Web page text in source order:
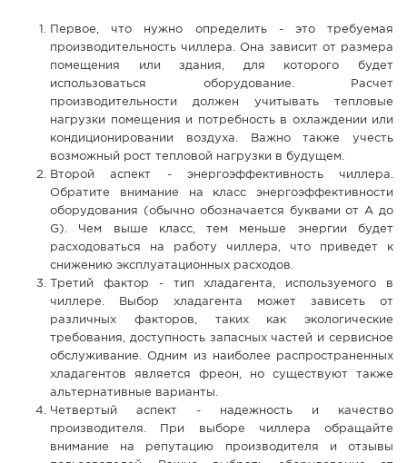
Первое, что нужно определить - это требуемая
производительность чиллера. Она зависит от размера
помещения или здания, для которого будет
использоваться оборудование. Расчет
производительности должен учитывать тепловые
нагрузки помещения и потребность в охлаждении или
кондиционировании воздуха. Важно также учесть
возможный рост тепловой нагрузки в будущем.
Второй аспект - энергоэффективность чиллера.
Обратите внимание на класс энергоэффективности
оборудования (обычно обозначается буквами от A до
G). Чем выше класс, тем меньше энергии будет
расходоваться на работу чиллера, что приведет к
снижению эксплуатационных расходов.
Третий фактор - тип хладагента, используемого в
чиллере. Выбор хладагента может зависеть от
различных факторов, таких как экологические
требования, доступность запасных частей и сервисное
обслуживание. Одним из наиболее распространенных
хладагентов является фреон, но существуют также
альтернативные варианты.
Четвертый аспект - надежность и качество
производителя. При выборе чиллера обращайте
внимание на репутацию производителя и отзывы